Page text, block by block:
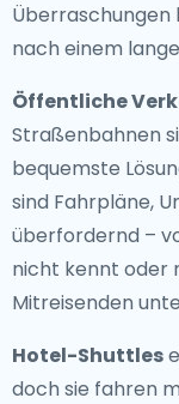
Überraschungen
nach einem
Öffentliche
Straßenbahnen
bequemste
sind Fahrpläne,
überfordernd –
nicht kennt oder
Mitreisenden
Hotel-Shuttles
doch sie fahren